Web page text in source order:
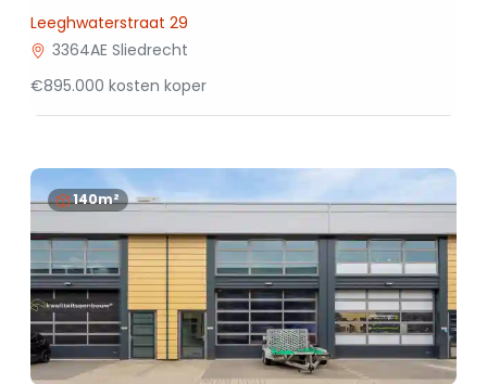
Leeghwaterstraat 29
3364AE Sliedrecht
€895.000 kosten koper
140m²